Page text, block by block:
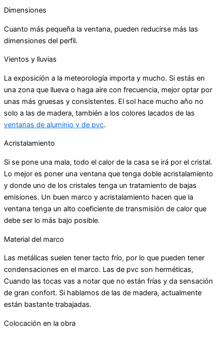
Dimensiones
Cuanto más pequeña la ventana, pueden reducirse más las
dimensiones del perfil.
Vientos y lluvias
La exposición a la meteorología importa y mucho. Si estás en
una zona que llueva o haga aire con frecuencia, mejor optar por
unas más gruesas y consistentes. El sol hace mucho año no
solo a las de madera, también a los colores lacados de las
ventanas de aluminio y de pvc.
Acristalamiento
Si se pone una mala, todo el calor de la casa se irá por el cristal.
Lo mejor es poner una ventana que tenga doble acristalamiento
y donde uno de los cristales tenga un tratamiento de bajas
emisiones. Un buen marco y acristalamiento hacen que la
ventana tenga un alto coeficiente de transmisión de calor que
debe ser lo más bajo posible.
Material del marco
Las metálicas suelen tener tacto frío, por lo que pueden tener
condensaciones en el marco. Las de pvc son herméticas,
Cuando las tocas vas a notar que no están frías y da sensación
de gran confort. Si hablamos de las de madera, actualmente
están bastante trabajadas.
Colocación en la obra